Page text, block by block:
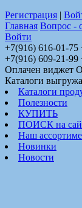
Регистрация |
Главная Вопрос -
Войти
+7(916) 616-01-
+7(916) 609-21-
Оплачен виджет
Каталоги
Каталоги
Полезности
КУПИТЬ
ПОИСК на
Наш
Новинки
Новости